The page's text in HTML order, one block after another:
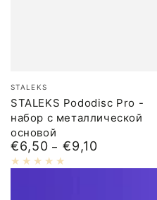
Бренд:
STALEKS
STALEKS Pododisc Pro -
набор с металлической
основой
Обычная
цена
€6,50 €9,10